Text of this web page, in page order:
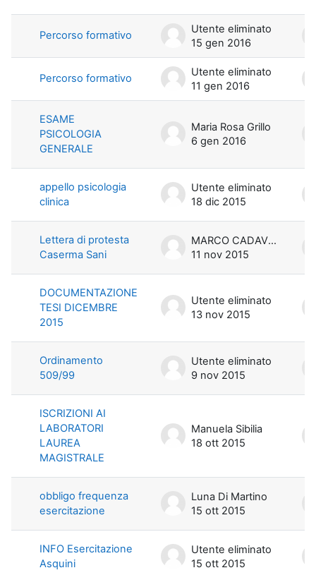
Percorso formativo
Utente eliminato
15 gen 2016
Percorso formativo
Utente eliminato
11 gen 2016
ESAME
PSICOLOGIA
GENERALE
Maria Rosa Grillo
6 gen 2016
appello psicologia
clinica
Utente eliminato
18 dic 2015
Lettera di protesta
Caserma Sani
MARCO CADAVERO
11 nov 2015
DOCUMENTAZIONE
TESI DICEMBRE
2015
Utente eliminato
13 nov 2015
Ordinamento
509/99
Utente eliminato
9 nov 2015
ISCRIZIONI AI
LABORATORI
LAUREA
MAGISTRALE
Manuela Sibilia
18 ott 2015
obbligo frequenza
esercitazione
Luna Di Martino
15 ott 2015
INFO Esercitazione
Asquini
Utente eliminato
15 ott 2015